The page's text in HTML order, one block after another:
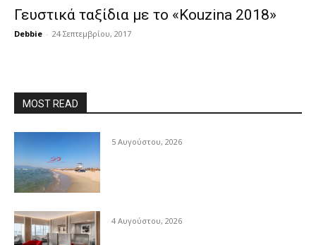
Γευστικά ταξίδια με το «Kouzina 2018»
Debbie - 24 Σεπτεμβρίου, 2017
MOST READ
5 Αυγούστου, 2026
4 Αυγούστου, 2026